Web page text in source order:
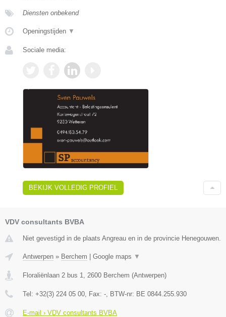
Diensten onbekend
Openingstijden ▼
Sociale media:
BEKIJK VOLLEDIG PROFIEL
VDV consultants BVBA
Niet gevestigd in de plaats Angreau en in de provincie Henegouwen.
Antwerpen » Berchem | Google maps ▼
Floraliënlaan 2 bus 1 2600 Berchem (Antwerpen)
Tel: +32(3) 224 05 00 , Fax: - , BTW-nr: BE 0844.255.930
E-mail › VDV consultants BVBA